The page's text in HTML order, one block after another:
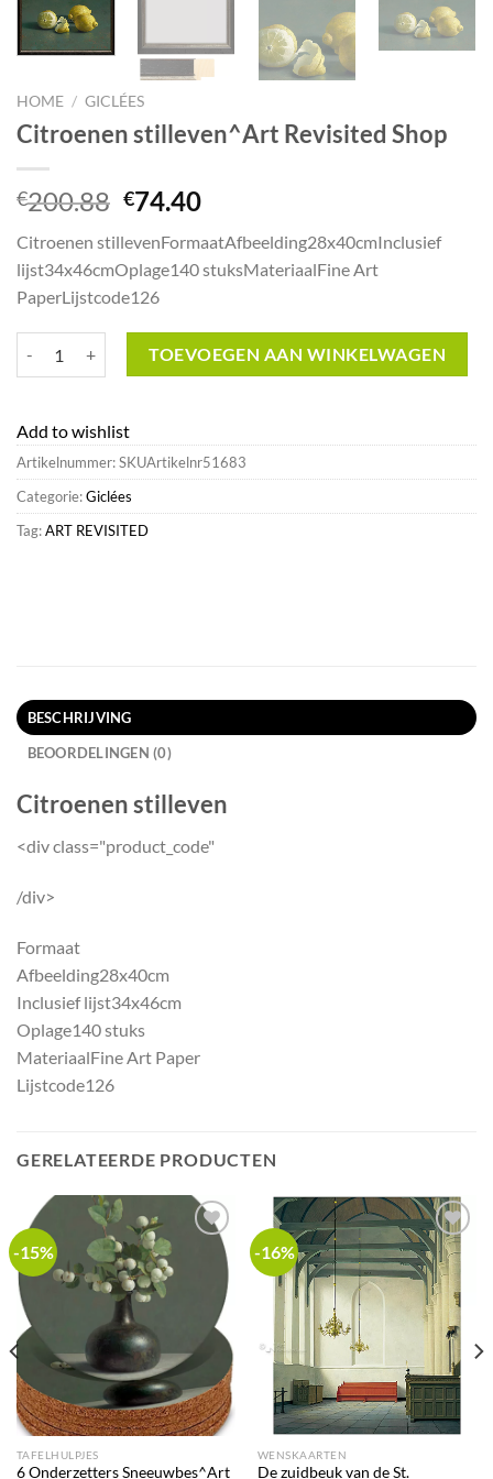
HOME / GICLÉES
Citroenen stilleven^Art Revisited Shop
€200.88 Oorspronkelijke
was:
€200.88.
€74.40Huidige
is:
€74.40.
Citroenen stillevenFormaatAfbeelding28x40cmInclusief
lijst34x46cmOplage140 stuksMateriaalFine Art
PaperLijstcode126
TOEVOEGEN AAN WINKELWAGEN
Add to wishlist
Artikelnummer:SKUArtikelnr51683
Categorie:Giclées
Tag:ART REVISITED
BESCHRIJVING
BEOORDELINGEN (0)
Citroenen stilleven
<div class="product_code"
/div>
Formaat
Afbeelding28x40cm
Inclusief lijst34x46cm
Oplage140 stuks
MateriaalFine Art Paper
Lijstcode126
GERELATEERDE PRODUCTEN
-15%
TAFELHULPJES
6 Onderzetters Sneeuwbes^Art
-16%
Add to
wishlist
WENSKAARTEN
De zuidbeuk van de St.